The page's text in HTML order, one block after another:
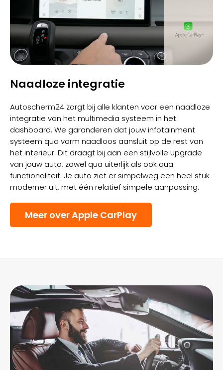
Naadloze integratie
Autoscherm24 zorgt bij alle klanten voor een naadloze
integratie van het multimedia systeem in het
dashboard. We garanderen dat jouw infotainment
systeem qua vorm naadloos aansluit op de rest van
het interieur. Dit draagt bij aan een stijlvolle upgrade
van jouw auto, zowel qua uiterlijk als ook qua
functionaliteit. Je auto ziet er simpelweg een heel stuk
moderner uit, met één relatief simpele aanpassing.
Meer over Apple CarPlay